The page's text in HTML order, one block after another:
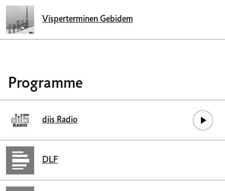
Visperterminen Gebidem
Programme
diis Radio
DLF